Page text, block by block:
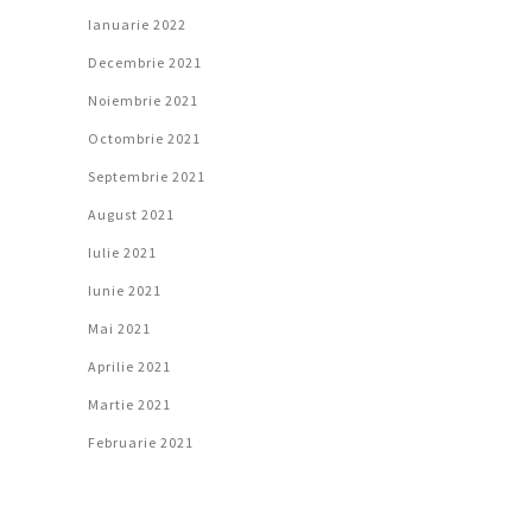
Ianuarie 2022
Decembrie 2021
Noiembrie 2021
Octombrie 2021
Septembrie 2021
August 2021
Iulie 2021
Iunie 2021
Mai 2021
Aprilie 2021
Martie 2021
Februarie 2021